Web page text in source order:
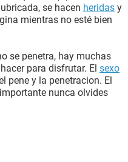
se hacen heridas y
mientras no esté bien
se penetra, hay muchas
para disfrutar. El sexo
pene y la penetracion. El
nunca olvides